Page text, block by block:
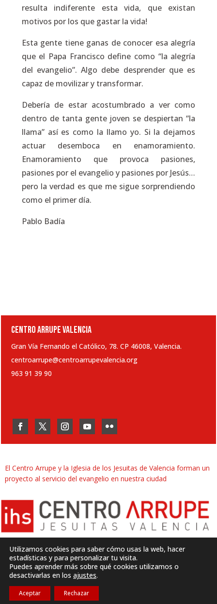
resulta indiferente esta vida, que existan
motivos por los que gastar la vida!
Esta gente tiene ganas de conocer esa alegría
que el Papa Francisco define como “la alegría
del evangelio”. Algo debe desprender que es
capaz de movilizar y transformar.
Debería de estar acostumbrado a ver como
dentro de tanta gente joven se despiertan “la
llama” así es como la llamo yo. Si la dejamos
actuar desemboca en enamoramiento.
Enamoramiento que provoca pasiones,
pasiones por el evangelio y pasiones por Jesús…
pero la verdad es que me sigue sorprendiendo
como el primer día.
Pablo Badía
CENTRO ARRUPE VALENCIA
Gran Vía Fernando el Católico, 78. CP 46008, Valencia.
centroarrupe@centroarrupevalencia.org
963 91 39 90
El Centro Arrupe y la Iglesia de los Jesuitas de Valencia forman un
proyecto al servicio del evangelio en nuestra ciudad
Desarrollado porSJDigital
Política de privacidad
Utilizamos cookies para saber cómo usas la web, hacer
estadísticas y para personalizar tu visita.
Puedes aprender más sobre qué cookies utilizamos o
desactivarlas en los ajustes.
Aceptar Rechazar